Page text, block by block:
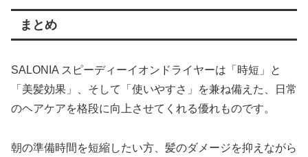
まとめ
SALONIA スピーディーイオンドライヤーは「時短」と
「美髪効果」、そして「使いやすさ」を兼ね備えた、日常
のヘアケアを格段に向上させてくれる優れものです。
朝の準備時間を短縮したい方、髪のダメージを抑えながら